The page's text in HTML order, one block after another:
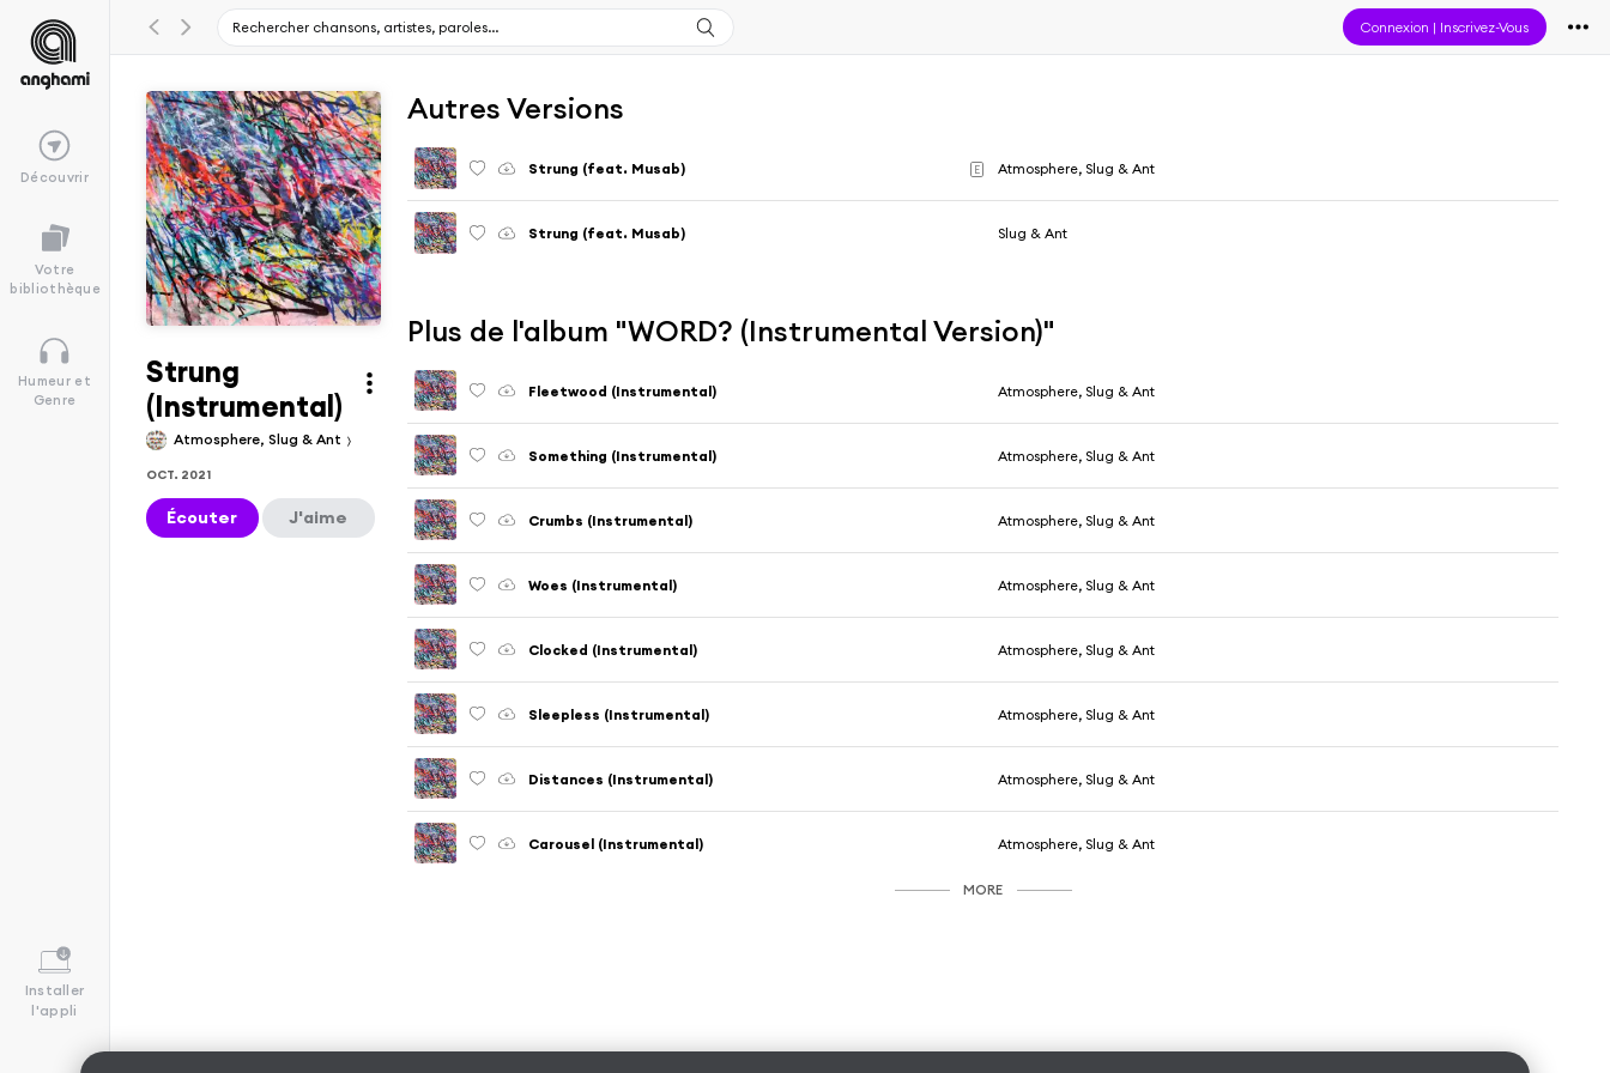
Connexion | Inscrivez-Vous
Découvrir
Votre
bibliothèque
Humeur et
Genre
Installer
l'appli
Strung
(Instrumental)
Atmosphere, Slug & Ant
OCT. 2021
Écouter J'aime
Autres Versions
Strung (feat. Musab) E Atmosphere, Slug & Ant
Strung (feat. Musab) Slug & Ant
Plus de l'album "WORD? (Instrumental Version)"
Fleetwood (Instrumental) Atmosphere, Slug & Ant
Something (Instrumental) Atmosphere, Slug & Ant
Crumbs (Instrumental) Atmosphere, Slug & Ant
Woes (Instrumental) Atmosphere, Slug & Ant
Clocked (Instrumental) Atmosphere, Slug & Ant
Sleepless (Instrumental) Atmosphere, Slug & Ant
Distances (Instrumental) Atmosphere, Slug & Ant
Carousel (Instrumental) Atmosphere, Slug & Ant
MORE